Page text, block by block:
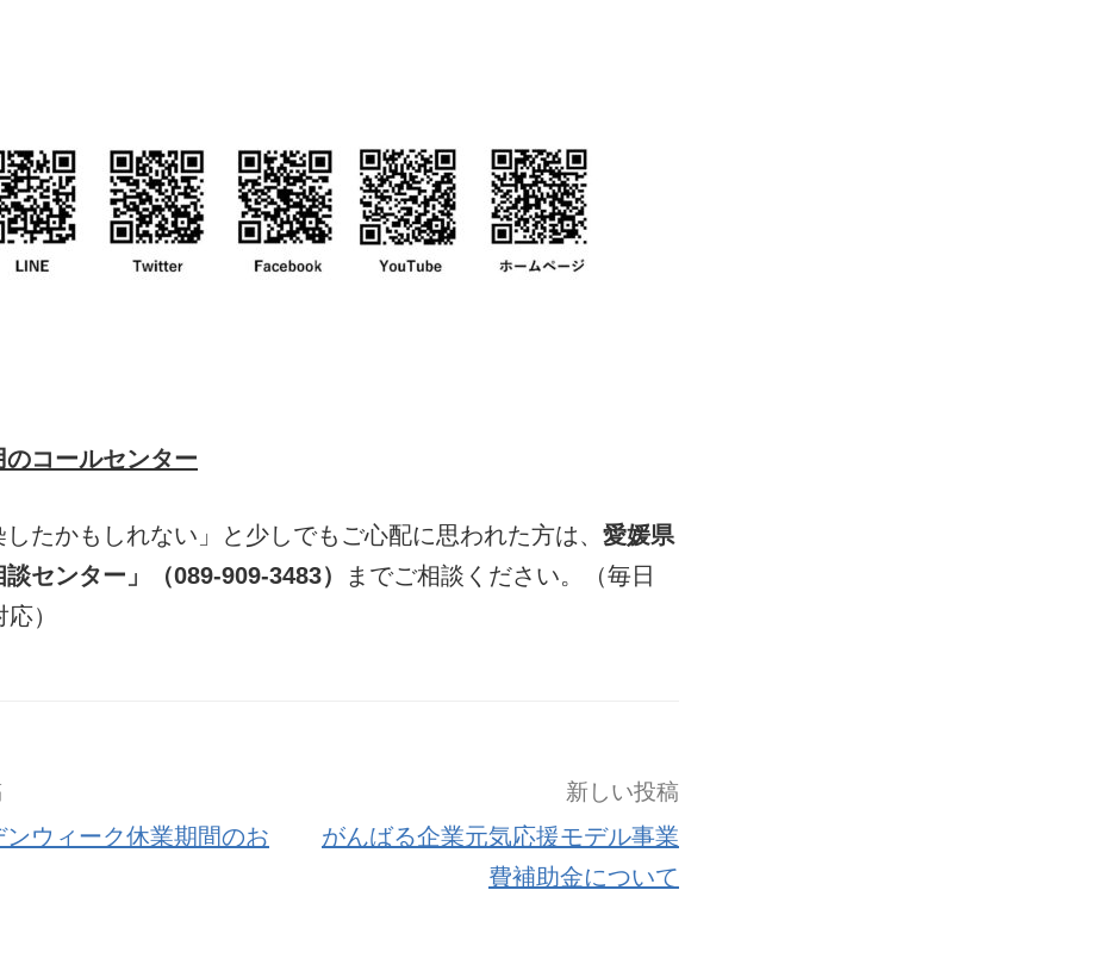
コールセンター
したかもしれない」と少しでもご心配に思われた方は、 愛媛県
談センター」（089-909-3483）
までご相談ください。（毎日
）
ンウィーク休業期間のお
新しい投稿
がんばる企業元気応援モデル事業
費補助金について